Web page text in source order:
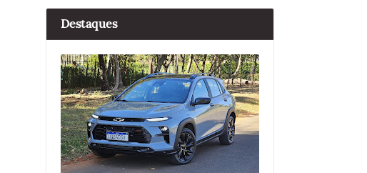
Destaques